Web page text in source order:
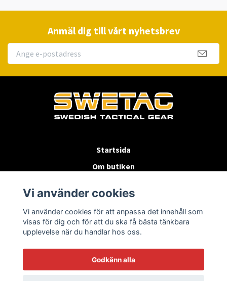
Anmäl dig till vårt nyhetsbrev
Startsida
Om butiken
Byten & Returer
Kontakta oss
Vi använder cookies
Vi använder cookies för att anpassa det innehåll som
visas för dig och för att du ska få bästa tänkbara
upplevelse när du handlar hos oss.
Godkänn alla